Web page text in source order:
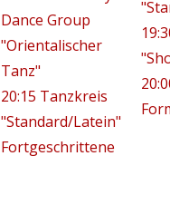
Dance Group
"Orientalischer
Tanz"
20:15 Tanzkreis
"Standard/Latein"
Fortgeschrittene